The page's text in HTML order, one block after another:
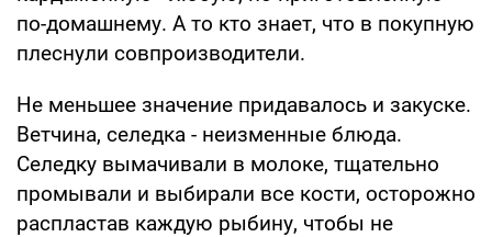
по-домашнему. А то кто знает, что в покупную
плеснули совпроизводители.
Не меньшее значение придавалось и закуске.
Ветчина, селедка - неизменные блюда.
Селедку вымачивали в молоке, тщательно
промывали и выбирали все кости, осторожно
распластав каждую рыбину, чтобы не